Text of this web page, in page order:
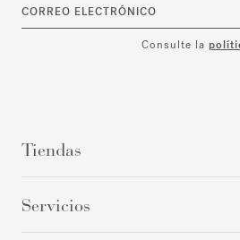
CORREO ELECTRÓNICO
Consulte la
Tiendas
Servicios